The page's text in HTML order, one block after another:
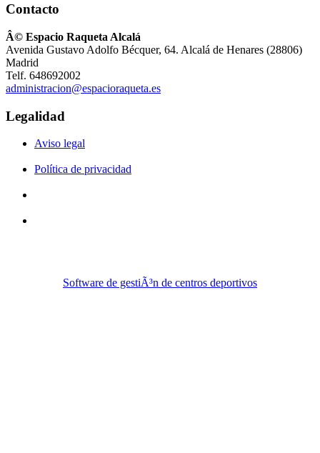
Contacto
Â© Espacio Raqueta Alcalá
Avenida Gustavo Adolfo Bécquer, 64. Alcalá de Henares (28806)
Madrid
Telf. 648692002
administracion@espacioraqueta.es
Legalidad
Aviso legal
Política de privacidad
Software de gestiÃ³n de centros deportivos